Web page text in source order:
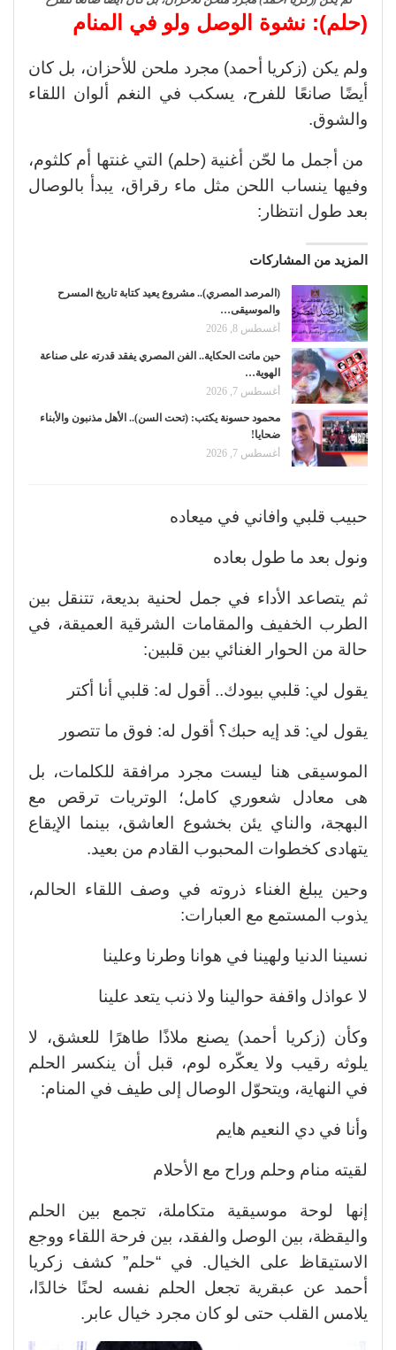
(حلم): نشوة الوصل ولو في المنام
ولم يكن (زكريا أحمد) مجرد ملحن للأحزان، بل كان
أيضًا صانعًا للفرح، يسكب في النغم ألوان اللقاء
والشوق.
من أجمل ما لحّن أغنية (حلم) التي غنتها أم كلثوم،
وفيها ينساب اللحن مثل ماء رقراق، يبدأ بالوصال
بعد طول انتظار:
المزيد من المشاركات
(المرصد المصري).. مشروع يعيد كتابة تاريخ المسرح
والموسيقى…
أغسطس 8, 2026
حين ماتت الحكاية.. الفن المصري يفقد قدرته على صناعة
الهوية…
أغسطس 7, 2026
محمود حسونة يكتب: (تحت السن).. الأهل مذنبون والأبناء
ضحايا!
أغسطس 7, 2026
حبيب قلبي وافاني في ميعاده
ونول بعد ما طول بعاده
ثم يتصاعد الأداء في جمل لحنية بديعة، تتنقل بين
الطرب الخفيف والمقامات الشرقية العميقة، في
حالة من الحوار الغنائي بين قلبين:
يقول لي: قلبي بيودك.. أقول له: قلبي أنا أكتر
يقول لي: قد إيه حبك؟ أقول له: فوق ما تتصور
الموسيقى هنا ليست مجرد مرافقة للكلمات، بل
هى معادل شعوري كامل؛ الوتريات ترقص مع
البهجة، والناي يئن بخشوع العاشق، بينما الإيقاع
يتهادى كخطوات المحبوب القادم من بعيد.
وحين يبلغ الغناء ذروته في وصف اللقاء الحالم،
يذوب المستمع مع العبارات:
نسينا الدنيا ولهينا في هوانا وطرنا وعلينا
لا عواذل واقفة حوالينا ولا ذنب يتعد علينا
وكأن (زكريا أحمد) يصنع ملاذًا طاهرًا للعشق، لا
يلوثه رقيب ولا يعكّره لوم، قبل أن ينكسر الحلم
في النهاية، ويتحوّل الوصال إلى طيف في المنام:
وأنا في دي النعيم هايم
لقيته منام وحلم وراح مع الأحلام
إنها لوحة موسيقية متكاملة، تجمع بين الحلم
واليقظة، بين الوصل والفقد، بين فرحة اللقاء ووجع
الاستيقاظ على الخيال. في “حلم” كشف زكريا
أحمد عن عبقرية تجعل الحلم نفسه لحنًا خالدًا،
يلامس القلب حتى لو كان مجرد خيال عابر.